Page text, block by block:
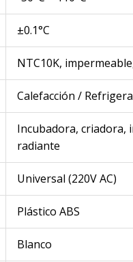
±0.1°C
NTC10K,
Calefacción /
Incubadora, criadora,
radiante
Universal (220V AC)
Plástico ABS
Blanco